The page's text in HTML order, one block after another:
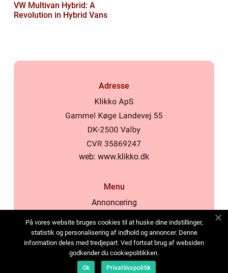
VW Multivan Hybrid: A
Revolution in Hybrid Vans
Adresse
web: www.klikko.dk
Menu
Annoncering
Cookies
Kontakt os
Sitemap
På vores website bruges cookies til at huske dine indstillinger,
statistik og personalisering af indhold og annoncer. Denne
information deles med tredjepart. Ved fortsat brug af websiden
godkender du cookiepolitikken.
Ok Privatlivspolitik